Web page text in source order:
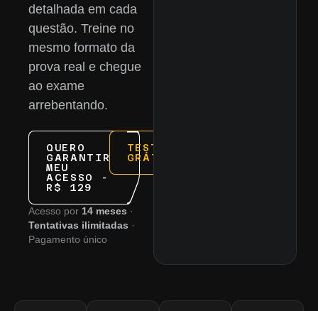
detalhada em cada
questão. Treine no
mesmo formato da
prova real e chegue
ao exame
arrebentando.
QUERO
GARANTIR
MEU
ACESSO -
R$ 129
TESTE
GRÁTIS
Acesso por 14 meses ·
Tentativas ilimitadas ·
Pagamento único